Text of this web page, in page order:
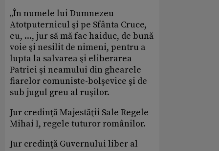
„În numele lui Dumnezeu
Atotputernicul şi pe Sfânta Cruce,
eu, ..., jur să mă fac haiduc, de bună
voie şi nesilit de nimeni, pentru a
lupta la salvarea şi eliberarea
Patriei şi neamului din ghearele
fiarelor comuniste-bolşevice şi de
sub jugul greu al ruşilor.
Jur credinţă Majestăţii Sale Regele
Mihai I, regele tuturor românilor.
Jur credinţă Guvernului liber al